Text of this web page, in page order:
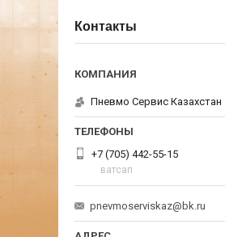
Контакты
Пневмо Сервис Казахстан
+7 (705) 442-55-15
ватсап
pnevmoserviskaz@bk.ru